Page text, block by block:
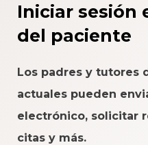
Iniciar sesión
del paciente
Los padres y tutores
actuales pueden
electrónico, solicitar
citas y más.